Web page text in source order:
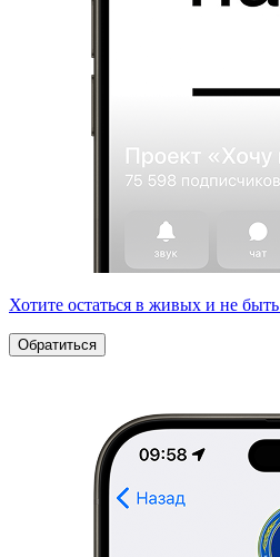
Хотите остаться в живых и не
Обратиться